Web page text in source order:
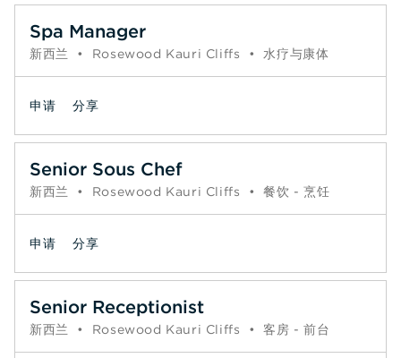
Spa Manager
新西兰 • Rosewood Kauri Cliffs • 水疗与康体
申请 分享
Senior Sous Chef
新西兰 • Rosewood Kauri Cliffs • 餐饮 - 烹饪
申请 分享
Senior Receptionist
新西兰 • Rosewood Kauri Cliffs • 客房 - 前台